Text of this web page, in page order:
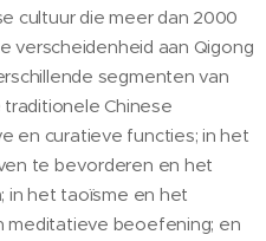
cultuur die meer dan 2000
verscheidenheid aan Qigong
segmenten van
traditionele Chinese
en curatieve functies; in het
te bevorderen en het
in het taoïsme en het
meditatieve beoefening; en